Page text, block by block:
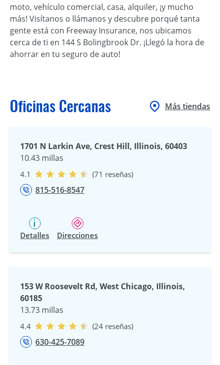
moto, vehículo comercial, casa, alquiler, ¡y mucho
más! Visítanos o llámanos y descubre porqué tanta
gente está con Freeway Insurance, nos ubicamos
cerca de ti en 144 S Bolingbrook Dr. ¡Llegó la hora de
ahorrar en tu seguro de auto!
Oficinas Cercanas Más tiendas
1701 N Larkin Ave, Crest Hill, Illinois, 60403
10.43 millas
4.1 (71 reseñas)
815-516-8547
Detalles Direcciones
153 W Roosevelt Rd, West Chicago, Illinois,
60185
13.73 millas
4.4 (24 reseñas)
630-425-7089